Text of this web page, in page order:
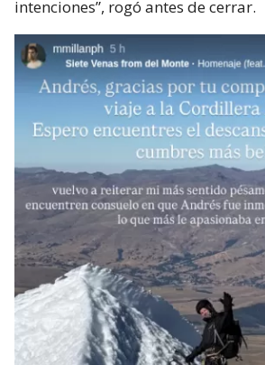
intenciones”, rogó antes de cerrar.